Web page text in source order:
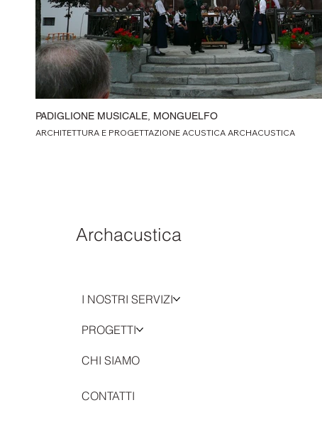
PADIGLIONE MUSICALE, MONGUELFO
ARCHITETTURA E PROGETTAZIONE ACUSTICA ARCHACUSTICA
Archacustica
I NOSTRI SERVIZI
PROGETTI
CHI SIAMO
CONTATTI